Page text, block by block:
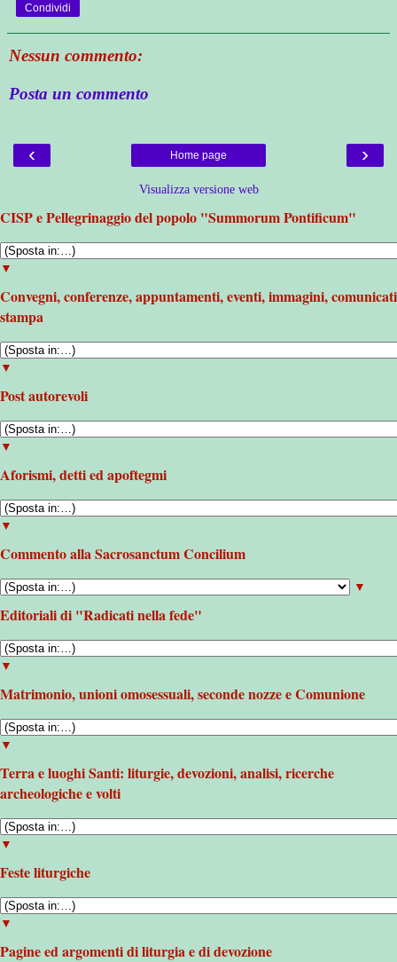
Condividi
Nessun commento:
Posta un commento
‹ ›
Home page
Visualizza versione web
CISP e Pellegrinaggio del popolo "Summorum Pontificum"
▼
Convegni, conferenze, appuntamenti, eventi, immagini, comunicati
stampa
▼
Post autorevoli
▼
Aforismi, detti ed apoftegmi
▼
Commento alla Sacrosanctum Concilium
▼
Editoriali di "Radicati nella fede"
▼
Matrimonio, unioni omosessuali, seconde nozze e Comunione
▼
Terra e luoghi Santi: liturgie, devozioni, analisi, ricerche
archeologiche e volti
▼
Feste liturgiche
▼
Pagine ed argomenti di liturgia e di devozione